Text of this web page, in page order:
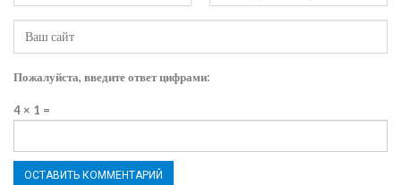
Пожалуйста, введите ответ цифрами:
4 × 1 =